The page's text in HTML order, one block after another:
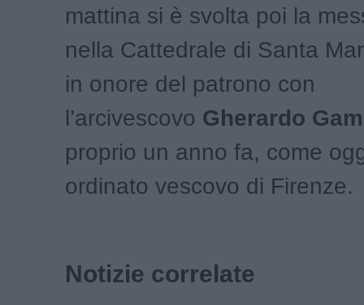
mattina si è svolta poi la
nella Cattedrale di Santa
in onore del patrono con
l’arcivescovo Gherardo
proprio un anno fa, come
ordinato vescovo di Firenze.
Notizie correlate